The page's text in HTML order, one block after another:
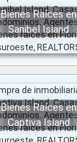
Bienes Raíces en
Sanibel Island
Bienes Raíces en
Captiva Island